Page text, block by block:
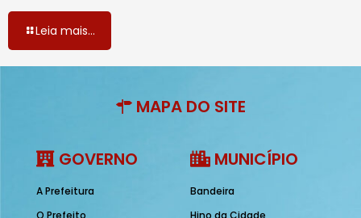
Leia mais...
MAPA DO SITE
GOVERNO
A Prefeitura
O Prefeito
MUNICÍPIO
Bandeira
Hino da Cidade